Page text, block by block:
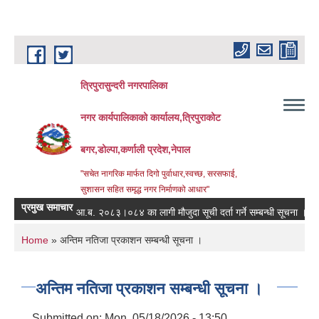
Skip to main content
त्रिपुरासुन्दरी नगरपालिका
नगर कार्यपालिकाको कार्यालय,त्रिपुराकोट
बगर,डोल्पा,कर्णाली प्रदेश,नेपाल
"सचेत नागरिक मार्फत दिगो पुर्वाधार,स्वच्छ, सरसफाई,
सुशासन सहित समृद्ध नगर निर्माणको आधार"
प्रमुख समाचारआ.ब. २०८३।०८४ का लागी मौजुदा सूची दर्ता गर्ने सम्बन्धी सूचना ।
You are here
Home » अन्तिम नतिजा प्रकाशन सम्बन्धी सूचना ।
अन्तिम नतिजा प्रकाशन सम्बन्धी सूचना ।